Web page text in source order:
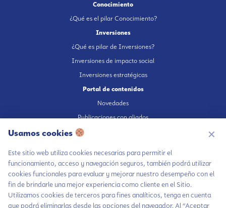
Conocimiento
¿Qué es el pilar Conocimiento?
Inversiones
¿Qué es pilar de Inversiones?
Inversiones de impacto social
Inversiones estratégicas
Portal de contenidos
Novedades
Publicaciones con aliados
Fundación en medios
Escúchanos en Spotify
Usamos cookies ✕
Este sitio web utiliza cookies necesarias para permitir el
funcionamiento, acceso y navegación seguros, también podrá utilizar
cookies funcionales para evaluar y mejorar nuestro desempeño con el
fin de brindarle una mejor experiencia como cliente en el Sitio.
Utilizamos cookies de terceros para fines analíticos, tenga en cuenta
que podrá eliminarlas desde las opciones del navegador. Al “Aceptar